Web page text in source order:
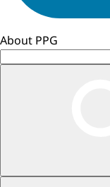
About PPG